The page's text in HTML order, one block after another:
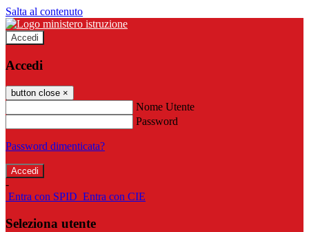
Salta al contenuto
Accedi
Accedi
button close ×
Nome Utente
Password
Password dimenticata?
-
Entra con SPID Entra con CIE
Seleziona utente